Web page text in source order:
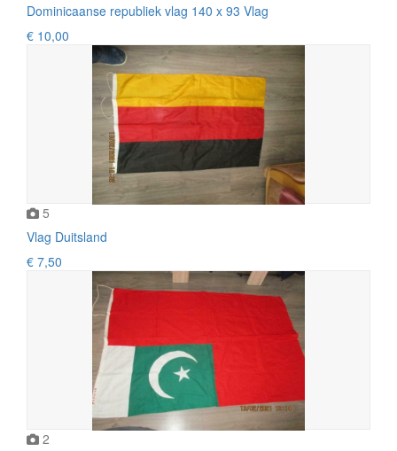
Dominicaanse republiek vlag 140 x 93 Vlag
€ 10,00
5
Vlag Duitsland
€ 7,50
2